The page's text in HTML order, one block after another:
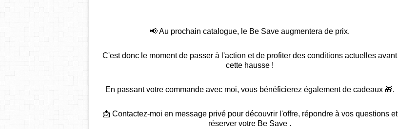
📢 Au prochain catalogue, le Be Save augmentera de prix.
C'est donc le moment de passer à l'action et de profiter des conditions actuelles avant
cette hausse !
En passant votre commande avec moi, vous bénéficierez également de cadeaux 🎁.
📩 Contactez-moi en message privé pour découvrir l'offre, répondre à vos questions et
réserver votre Be Save .